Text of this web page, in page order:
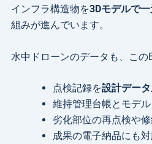
インフラ構造物を3Dモデルで
組みが進んでいます。
水中ドローンのデータも、この
点検記録を設計デー
維持管理台帳とモデ
劣化部位の再点検や
成果の電子納品にも